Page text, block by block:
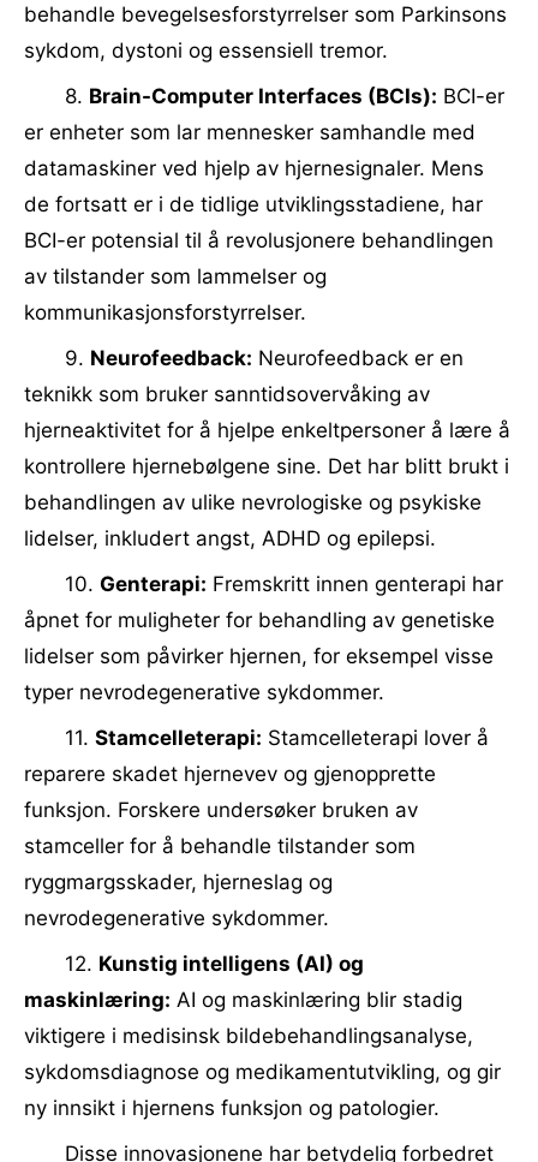
behandle bevegelsesforstyrrelser som Parkinsons
sykdom, dystoni og essensiell tremor.
8. Brain-Computer Interfaces (BCIs): BCI-er
er enheter som lar mennesker samhandle med
datamaskiner ved hjelp av hjernesignaler. Mens
de fortsatt er i de tidlige utviklingsstadiene, har
BCI-er potensial til å revolusjonere behandlingen
av tilstander som lammelser og
kommunikasjonsforstyrrelser.
9. Neurofeedback: Neurofeedback er en
teknikk som bruker sanntidsovervåking av
hjerneaktivitet for å hjelpe enkeltpersoner å lære å
kontrollere hjernebølgene sine. Det har blitt brukt i
behandlingen av ulike nevrologiske og psykiske
lidelser, inkludert angst, ADHD og epilepsi.
10. Genterapi: Fremskritt innen genterapi har
åpnet for muligheter for behandling av genetiske
lidelser som påvirker hjernen, for eksempel visse
typer nevrodegenerative sykdommer.
11. Stamcelleterapi: Stamcelleterapi lover å
reparere skadet hjernevev og gjenopprette
funksjon. Forskere undersøker bruken av
stamceller for å behandle tilstander som
ryggmargsskader, hjerneslag og
nevrodegenerative sykdommer.
12. Kunstig intelligens (AI) og
maskinlæring: AI og maskinlæring blir stadig
viktigere i medisinsk bildebehandlingsanalyse,
sykdomsdiagnose og medikamentutvikling, og gir
ny innsikt i hjernens funksjon og patologier.
Disse innovasjonene har betydelig forbedret